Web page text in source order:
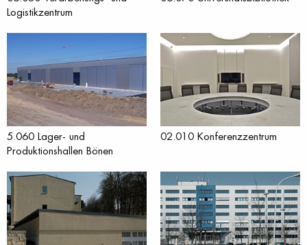
Logistikzentrum
5.060 Lager- und
Produktionshallen Bönen
02.010 Konferenzzentrum